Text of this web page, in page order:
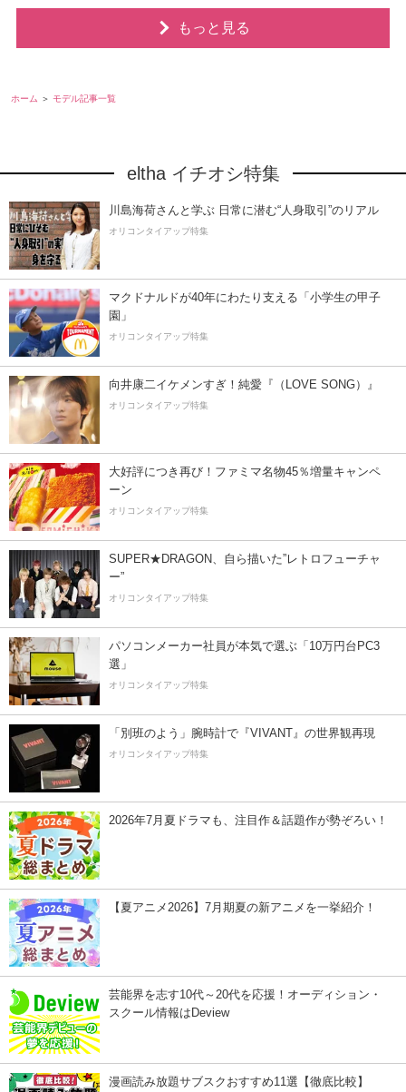
もっと見る
ホーム モデル記事一覧
eltha イチオシ特集
川島海荷さんと学ぶ 日常に潜む“人身取引”のリアル
オリコンタイアップ特集
マクドナルドが40年にわたり支える「小学生の甲子
園」
オリコンタイアップ特集
向井康二イケメンすぎ！純愛『（LOVE SONG）』
オリコンタイアップ特集
大好評につき再び！ファミマ名物45％増量キャンペ
ーン
オリコンタイアップ特集
SUPER★DRAGON、自ら描いた”レトロフューチャ
ー”
オリコンタイアップ特集
パソコンメーカー社員が本気で選ぶ「10万円台PC3
選」
オリコンタイアップ特集
「別班のよう」腕時計で『VIVANT』の世界観再現
オリコンタイアップ特集
2026年7月夏ドラマも、注目作＆話題作が勢ぞろい！
【夏アニメ2026】7月期夏の新アニメを一挙紹介！
芸能界を志す10代～20代を応援！オーディション・
スクール情報はDeview
漫画読み放題サブスクおすすめ11選【徹底比較】